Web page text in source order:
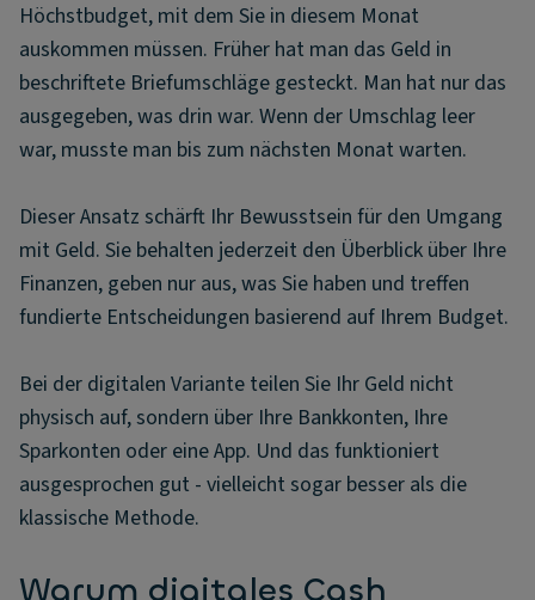
Höchstbudget, mit dem Sie in diesem Monat
auskommen müssen. Früher hat man das Geld in
beschriftete Briefumschläge gesteckt. Man hat nur das
ausgegeben, was drin war. Wenn der Umschlag leer
war, musste man bis zum nächsten Monat warten.
Dieser Ansatz schärft Ihr Bewusstsein für den Umgang
mit Geld. Sie behalten jederzeit den Überblick über Ihre
Finanzen, geben nur aus, was Sie haben und treffen
fundierte Entscheidungen basierend auf Ihrem Budget.
Bei der digitalen Variante teilen Sie Ihr Geld nicht
physisch auf, sondern über Ihre Bankkonten, Ihre
Sparkonten oder eine App. Und das funktioniert
ausgesprochen gut - vielleicht sogar besser als die
klassische Methode.
Warum digitales Cash